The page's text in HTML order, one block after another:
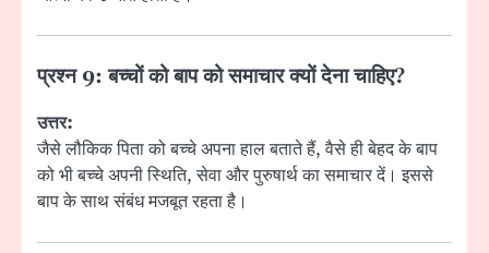
प्रश्न 9: बच्चों को बाप को समाचार क्यों देना चाहिए?
उत्तर:
जैसे लौकिक पिता को बच्चे अपना हाल बताते हैं, वैसे ही बेहद के बाप
को भी बच्चे अपनी स्थिति, सेवा और पुरुषार्थ का समाचार दें। इससे
बाप के साथ संबंध मजबूत रहता है।